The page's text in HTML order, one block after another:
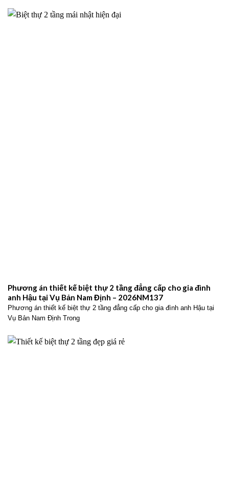
Phương án thiết kế biệt thự 2 tầng đẳng cấp cho gia đình
anh Hậu tại Vụ Bản Nam Định – 2026NM137
Phương án thiết kế biệt thự 2 tầng đẳng cấp cho gia đình anh Hậu tại
Vụ Bản Nam Định Trong